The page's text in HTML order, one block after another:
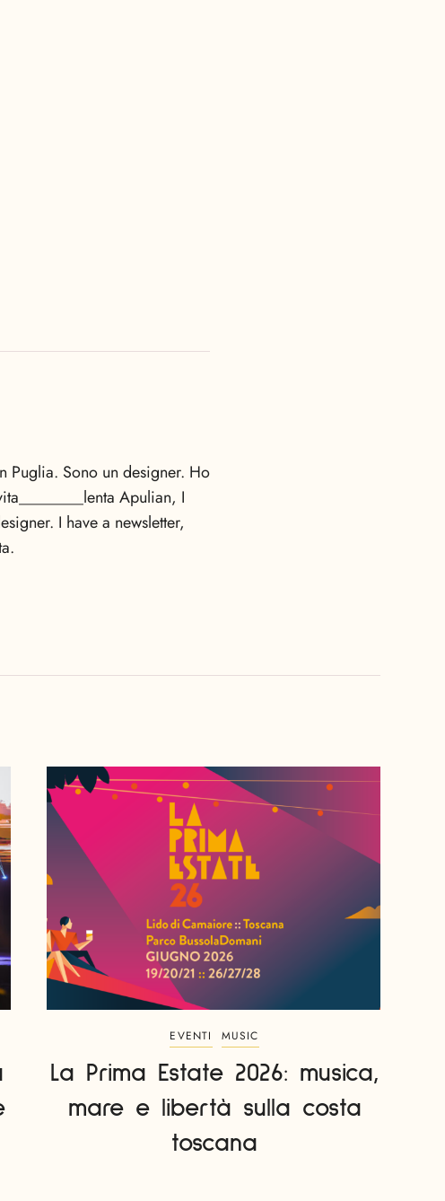
Puglia. Sono un designer. Ho
Apulian, I
I have a newsletter,
EVENTI MUSIC
La Prima Estate 2026: musica,
mare e libertà sulla costa
toscana